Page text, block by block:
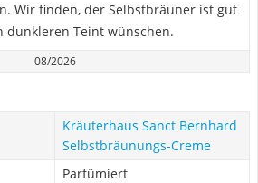
Wir finden, der Selbstbräuner ist gut
dunkleren Teint wünschen.
08/2026
Kräuterhaus Sanct Bernhard
Selbstbräunungs-Creme
Parfümiert